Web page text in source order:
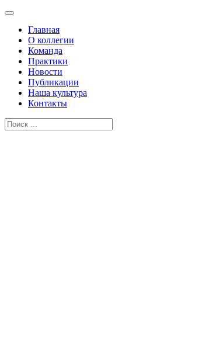
Главная
О коллегии
Команда
Практики
Новости
Публикации
Наша культура
Контакты